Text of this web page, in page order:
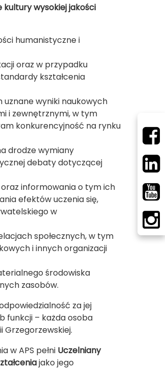
kultury wysokiej jakości
humanistyczne i
oraz w przypadku
kształcenia
wyniki naukowych
i zewnętrznymi, w tym
konkurencyjność na rynku
drodze wymiany
debaty dotyczącej
informowania o tym ich
efektów uczenia się,
w
społecznych, w tym
i innych organizacji
środowiska
zasobów.
za jej
funkcji – każda osoba
Grzegorzewskiej.
w APS pełni Uczelniany
jako jego